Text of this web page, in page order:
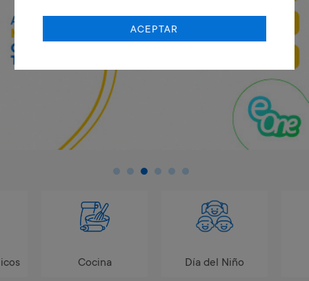
Cocina Día del Niño
ACEPTAR